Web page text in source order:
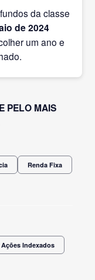
da classe
de 2024
um ano e
PELO MAIS
Renda Fixa
Ações Indexados